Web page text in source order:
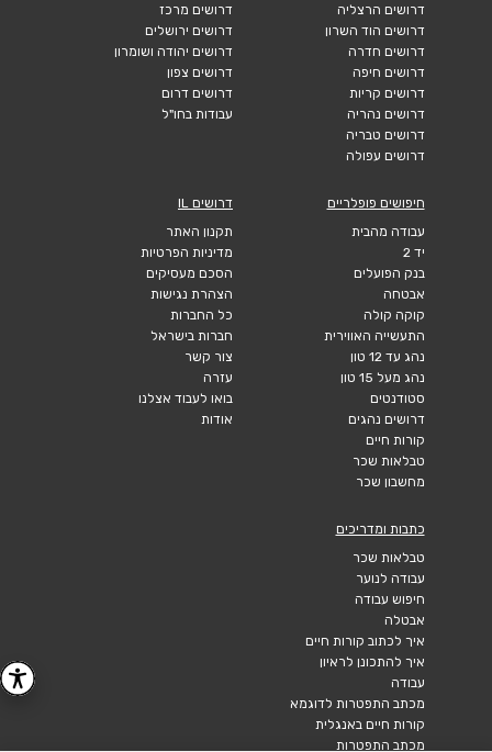
דרושים הרצליה
דרושים הוד השרון
דרושים חדרה
דרושים חיפה
דרושים קריות
דרושים נהריה
דרושים טבריה
דרושים עפולה
דרושים מרכז
דרושים ירושלים
דרושים יהודה ושומרון
דרושים צפון
דרושים דרום
עבודות בחו"ל
חיפושים פופלריים
עבודה מהבית
יד 2
בנק הפועלים
אבטחה
קוקה קולה
התעשייה האווירית
נהג עד 12 טון
נהג מעל 15 טון
סטודנטים
דרושים נהגים
קורות חיים
טבלאות שכר
מחשבון שכר
דרושים IL
תקנון האתר
מדיניות הפרטיות
הסכם מעסיקים
הצהרת נגישות
כל החברות
חברות בישראל
צור קשר
עזרה
בואו לעבוד אצלנו
אודות
כתבות ומדריכים
טבלאות שכר
עבודה לנוער
חיפוש עבודה
אבטלה
איך לכתוב קורות חיים
איך להתכונן לראיון
עבודה
מכתב התפטרות לדוגמא
קורות חיים באנגלית
מכתב התפטרות